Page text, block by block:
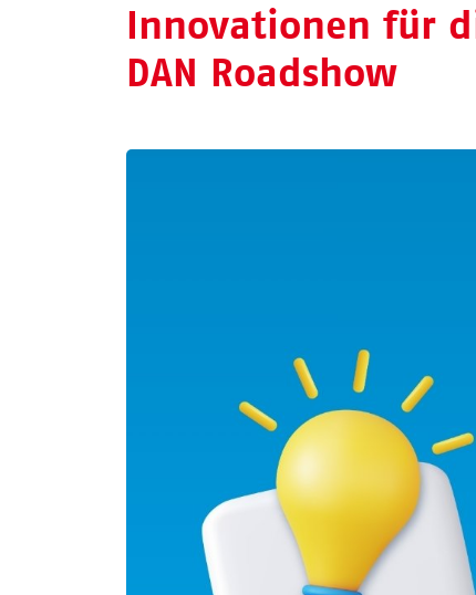
Innovationen für
DAN Roadshow